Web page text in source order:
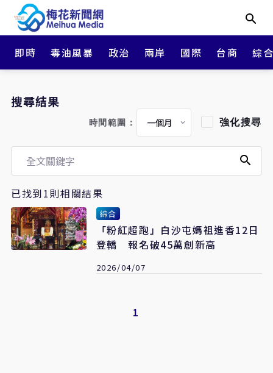
即時 毒油風暴 政治 兩岸 國際 台商 綜
搜尋結果
時間範圍： 強化搜尋
已找到1則相關結果
綜合
「粉紅超跑」白沙屯媽祖進香12日
登轎 報名破45萬創新高
2026/04/07
1